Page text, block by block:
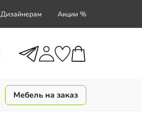
Дизайнерам Акции %
Мебель на заказ